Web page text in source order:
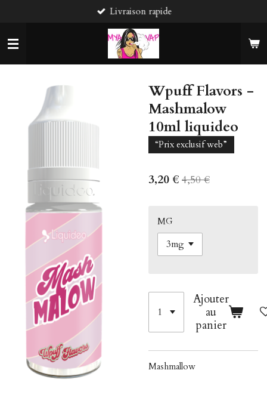
contenu
principal
Livraison rapide
Wpuff Flavors -
Mashmalow
10ml liquideo
“Prix exclusif web”
3,20 € 4,50 €
MG
Ajouter
au
panier
Mashmallow